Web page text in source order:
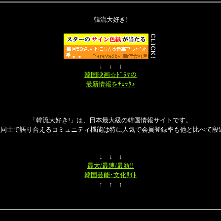
韓流大好き!
↓ ↓ ↓
韓国映画☆ﾄﾞﾗﾏの
最新情報をﾁｪｯｸ♪
「韓流大好き!」は、日本最大級の韓国情報サイトです。
士で語り合えるコミュニティ機能は特に人気で会員登録率も他と比べて段
↓ ↓ ↓
最大/最速/最新!!
韓国芸能･文化ｻｲﾄ
↑ ↑ ↑